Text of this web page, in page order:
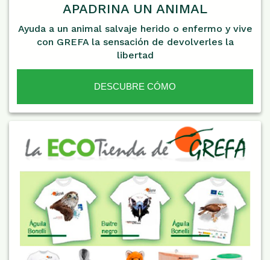
APADRINA UN ANIMAL
Ayuda a un animal salvaje herido o enfermo y vive
con GREFA la sensación de devolverles la
libertad
DESCUBRE CÓMO